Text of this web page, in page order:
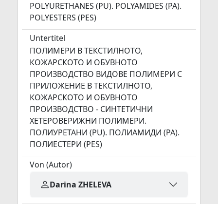
POLYURETHANES (PU). POLYAMIDES (PA).
POLYESTERS (PES)
Untertitel
ПОЛИМЕРИ В ТЕКСТИЛНОТО,
КОЖАРСКОТО И ОБУВНОТО
ПРОИЗВОДСТВО ВИДОВЕ ПОЛИМЕРИ С
ПРИЛОЖЕНИЕ В ТЕКСТИЛНОТО,
КОЖАРСКОТО И ОБУВНОТО
ПРОИЗВОДСТВО - СИНТЕТИЧНИ
ХЕТЕРОВЕРИЖНИ ПОЛИМЕРИ.
ПОЛИУРЕТАНИ (PU). ПОЛИАМИДИ (РА).
ПОЛИЕСТЕРИ (PES)
Von (Autor)
Darina ZHELEVA